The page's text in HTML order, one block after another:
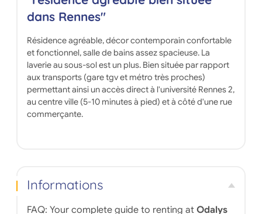
dans Rennes"
Résidence agréable, décor contemporain confortable
et fonctionnel, salle de bains assez spacieuse. La
laverie au sous-sol est un plus. Bien située par rapport
aux transports (gare tgv et métro très proches)
permettant ainsi un accès direct à l'université Rennes 2,
au centre ville (5-10 minutes à pied) et à côté d'une rue
commerçante.
Informations
FAQ: Your complete guide to renting at Odalys